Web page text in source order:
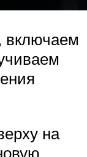
включаем
на